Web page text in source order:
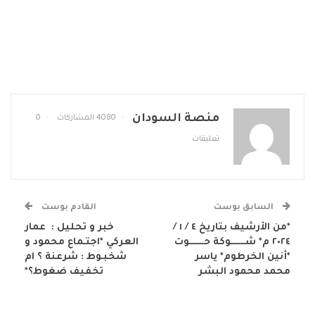
منصة السودان 4080 المشاركات 0
تعليقات
السابق بوست
*من الأرشيف بتاريخ ٤ / ١ /
٢٠٢٤ م* شـــــــوكة حـــــــوت
*أنين الخرطوم* ياسر
محمد محمود البشر
القادم بوست
خبر و تحليل : عمار
العركي *اجتـماع محمود و
شخبـوط : شرعنة ؟ ام
تخفيف ضغوط؟*